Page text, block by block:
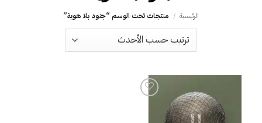
الرئيسية / منتجات تحت الوسم “جنود بلا هوية”